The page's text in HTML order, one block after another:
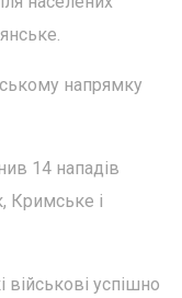
напрямку
14 нападів
Кримське і
успішно